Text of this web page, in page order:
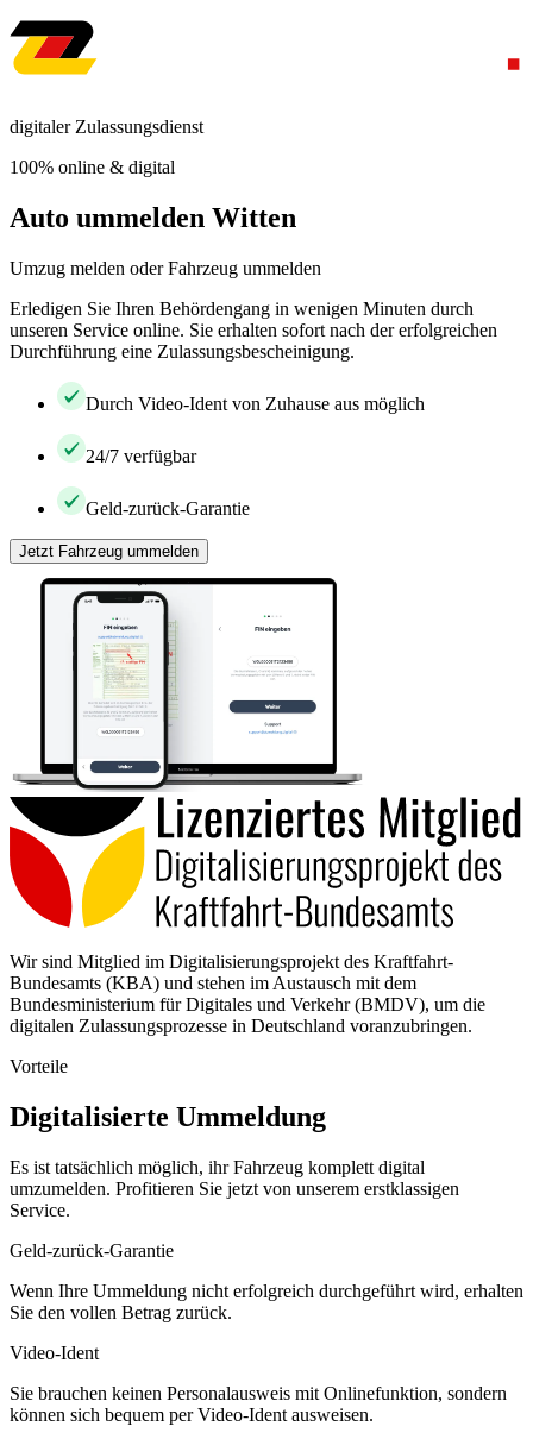
digitaler Zulassungsdienst
100% online & digital
Auto ummelden Witten
Umzug melden oder Fahrzeug ummelden
Erledigen Sie Ihren Behördengang in wenigen Minuten durch
unseren Service online. Sie erhalten sofort nach der erfolgreichen
Durchführung eine Zulassungsbescheinigung.
Durch Video-Ident von Zuhause aus möglich
24/7 verfügbar
Geld-zurück-Garantie
Jetzt Fahrzeug ummelden
Wir sind Mitglied im Digitalisierungsprojekt des Kraftfahrt-
Bundesamts (KBA) und stehen im Austausch mit dem
Bundesministerium für Digitales und Verkehr (BMDV), um die
digitalen Zulassungsprozesse in Deutschland voranzubringen.
Vorteile
Digitalisierte Ummeldung
Es ist tatsächlich möglich, ihr Fahrzeug komplett digital
umzumelden. Profitieren Sie jetzt von unserem erstklassigen
Service.
Geld-zurück-Garantie
Wenn Ihre Ummeldung nicht erfolgreich durchgeführt wird, erhalten
Sie den vollen Betrag zurück.
Video-Ident
Sie brauchen keinen Personalausweis mit Onlinefunktion, sondern
können sich bequem per Video-Ident ausweisen.